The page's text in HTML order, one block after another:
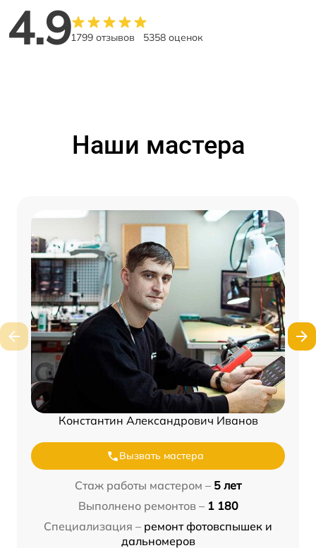
4.91799 отзывов 5358 оценок
Наши мастера
Константин Александрович Иванов
Вызвать мастера
Стаж работы мастером – 5 лет
Выполнено ремонтов – 1 180
Специализация – ремонт фотовспышек и
дальномеров